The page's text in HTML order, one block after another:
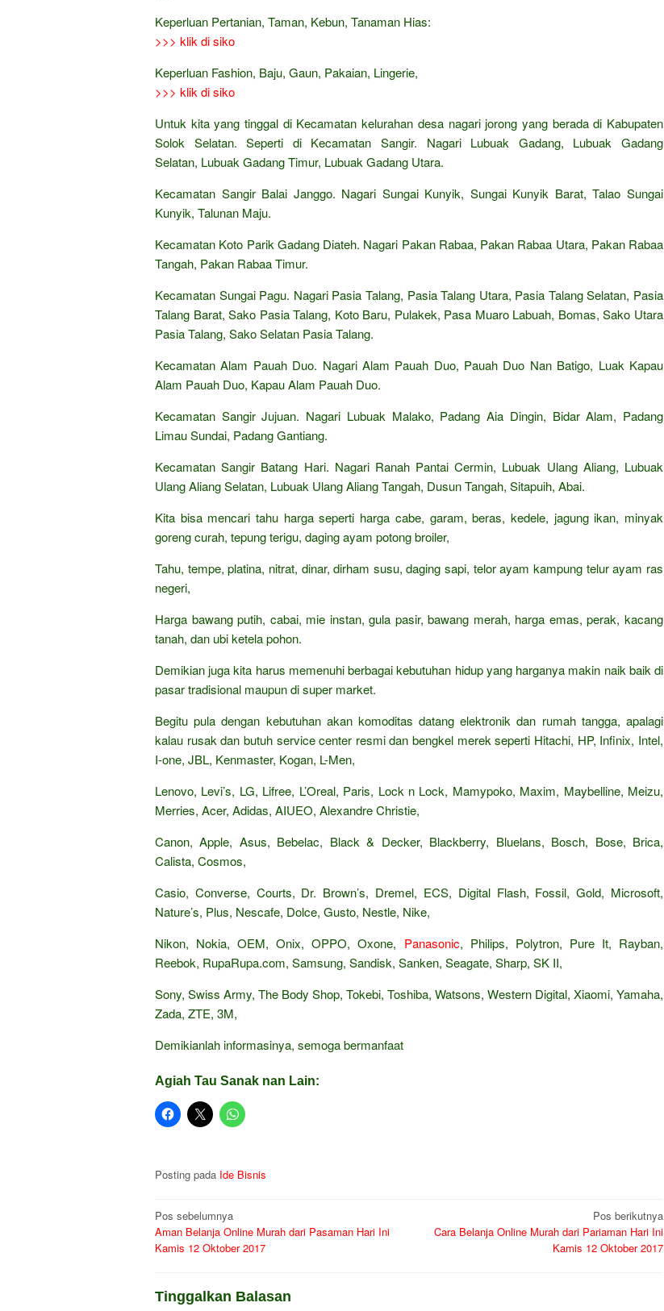
Keperluan Pertanian, Taman, Kebun, Tanaman Hias:
>>> klik di siko
Keperluan Fashion, Baju, Gaun, Pakaian, Lingerie,
>>> klik di siko
Untuk kita yang tinggal di Kecamatan kelurahan desa nagari jorong yang berada di Kabupaten
Solok Selatan. Seperti di Kecamatan Sangir. Nagari Lubuak Gadang, Lubuak Gadang
Selatan, Lubuak Gadang Timur, Lubuak Gadang Utara.
Kecamatan Sangir Balai Janggo. Nagari Sungai Kunyik, Sungai Kunyik Barat, Talao Sungai
Kunyik, Talunan Maju.
Kecamatan Koto Parik Gadang Diateh. Nagari Pakan Rabaa, Pakan Rabaa Utara, Pakan Rabaa
Tangah, Pakan Rabaa Timur.
Kecamatan Sungai Pagu. Nagari Pasia Talang, Pasia Talang Utara, Pasia Talang Selatan, Pasia
Talang Barat, Sako Pasia Talang, Koto Baru, Pulakek, Pasa Muaro Labuah, Bomas, Sako Utara
Pasia Talang, Sako Selatan Pasia Talang.
Kecamatan Alam Pauah Duo. Nagari Alam Pauah Duo, Pauah Duo Nan Batigo, Luak Kapau
Alam Pauah Duo, Kapau Alam Pauah Duo.
Kecamatan Sangir Jujuan. Nagari Lubuak Malako, Padang Aia Dingin, Bidar Alam, Padang
Limau Sundai, Padang Gantiang.
Kecamatan Sangir Batang Hari. Nagari Ranah Pantai Cermin, Lubuak Ulang Aliang, Lubuak
Ulang Aliang Selatan, Lubuak Ulang Aliang Tangah, Dusun Tangah, Sitapuih, Abai.
Kita bisa mencari tahu harga seperti harga cabe, garam, beras, kedele, jagung ikan, minyak
goreng curah, tepung terigu, daging ayam potong broiler,
Tahu, tempe, platina, nitrat, dinar, dirham susu, daging sapi, telor ayam kampung telur ayam ras
negeri,
Harga bawang putih, cabai, mie instan, gula pasir, bawang merah, harga emas, perak, kacang
tanah, dan ubi ketela pohon.
Demikian juga kita harus memenuhi berbagai kebutuhan hidup yang harganya makin naik baik di
pasar tradisional maupun di super market.
Begitu pula dengan kebutuhan akan komoditas datang elektronik dan rumah tangga, apalagi
kalau rusak dan butuh service center resmi dan bengkel merek seperti Hitachi, HP, Infinix, Intel,
I-one, JBL, Kenmaster, Kogan, L-Men,
Lenovo, Levi’s, LG, Lifree, L’Oreal, Paris, Lock n Lock, Mamypoko, Maxim, Maybelline, Meizu,
Merries, Acer, Adidas, AIUEO, Alexandre Christie,
Canon, Apple, Asus, Bebelac, Black & Decker, Blackberry, Bluelans, Bosch, Bose, Brica,
Calista, Cosmos,
Casio, Converse, Courts, Dr. Brown’s, Dremel, ECS, Digital Flash, Fossil, Gold, Microsoft,
Nature’s, Plus, Nescafe, Dolce, Gusto, Nestle, Nike,
Nikon, Nokia, OEM, Onix, OPPO, Oxone, Panasonic, Philips, Polytron, Pure It, Rayban,
Reebok, RupaRupa.com, Samsung, Sandisk, Sanken, Seagate, Sharp, SK II,
Sony, Swiss Army, The Body Shop, Tokebi, Toshiba, Watsons, Western Digital, Xiaomi, Yamaha,
Zada, ZTE, 3M,
Demikianlah informasinya, semoga bermanfaat
Agiah Tau Sanak nan Lain:
Posting pada Ide Bisnis
Navigasi
pos
Pos sebelumnya
Aman Belanja Online Murah dari Pasaman Hari Ini
Kamis 12 Oktober 2017
Pos berikutnya
Cara Belanja Online Murah dari Pariaman Hari Ini
Kamis 12 Oktober 2017
Tinggalkan Balasan